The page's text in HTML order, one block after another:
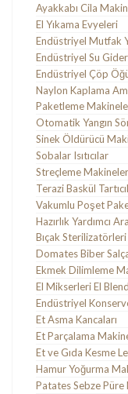
Ayakkabı Cila
El Yıkama Evyeleri
Endüstriyel Mutfak
Endüstriyel Su
Endüstriyel Çöp
Naylon Kaplama
Paketleme
Otomatik Yangın
Sinek Öldürücü
Sobalar Isıtıcılar
Streçleme
Terazi Baskül
Vakumlu Poşet
Hazırlık Yardımcı
Bıçak Sterilizatörleri
Domates Biber
Ekmek Dilimleme
El Mikserleri El
Endüstriyel
Et Asma Kancaları
Et Parçalama
Et ve Gıda Kesme
Hamur Yoğurma
Patates Sebze